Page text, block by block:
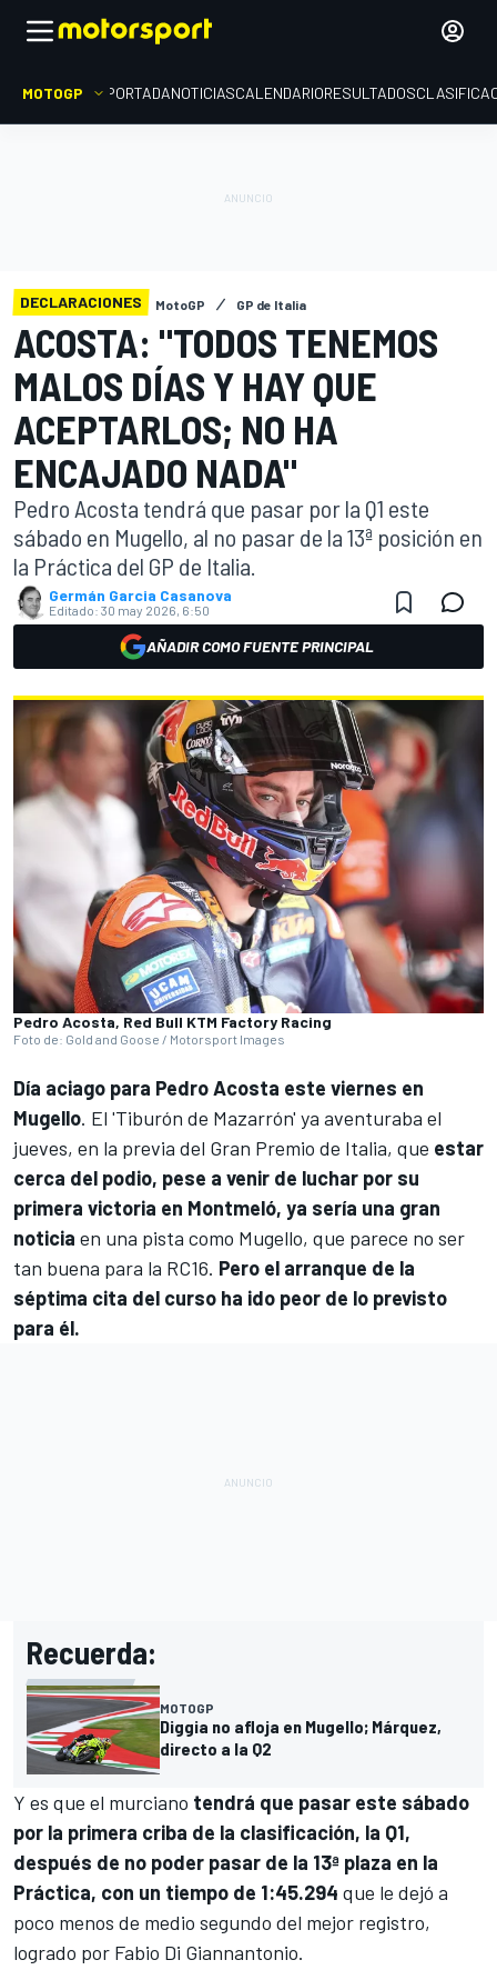
MOTOGP PORTADANOTICIASCALENDARIORESULTADOS
DECLARACIONES MotoGP GP de Italia
ACOSTA: "TODOS TENEMOS
MALOS DÍAS Y HAY QUE
ACEPTARLOS; NO HA
ENCAJADO NADA"
Pedro Acosta tendrá que pasar por la Q1 este
sábado en Mugello, al no pasar de la 13ª posición en
la Práctica del GP de Italia.
Germán Garcia Casanova
Editado: 30 may 2026, 6:50
AÑADIR COMO FUENTE PRINCIPAL
Pedro Acosta, Red Bull KTM Factory Racing
Foto de: Gold and Goose / Motorsport Images
Día aciago para Pedro Acosta este viernes en
Mugello. El 'Tiburón de Mazarrón' ya aventuraba el
jueves, en la previa del Gran Premio de Italia, que estar
cerca del podio, pese a venir de luchar por su
primera victoria en Montmeló, ya sería una gran
noticia en una pista como Mugello, que parece no ser
tan buena para la RC16. Pero el arranque de la
séptima cita del curso ha ido peor de lo previsto
para él.
Recuerda:
MOTOGP
Diggia no afloja en Mugello; Márquez,
directo a la Q2
Y es que el murciano tendrá que pasar este sábado
por la primera criba de la clasificación, la Q1,
después de no poder pasar de la 13ª plaza en la
Práctica, con un tiempo de 1:45.294 que le dejó a
poco menos de medio segundo del mejor registro,
logrado por Fabio Di Giannantonio.